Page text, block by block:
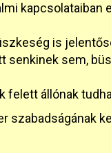
is
senkinek sem,
felett állónak
szabadságának